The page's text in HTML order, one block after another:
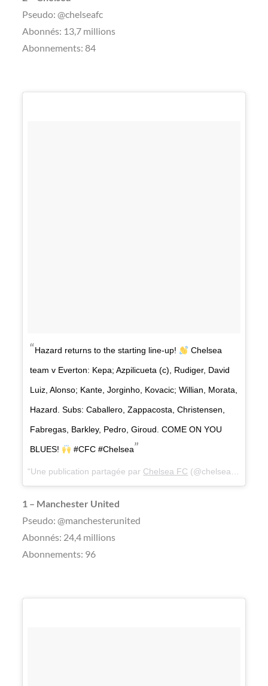
Pseudo: @chelseafc
Abonnés: 13,7 millions
Abonnements: 84
Hazard returns to the starting line-up! Chelsea
team v Everton: Kepa; Azpilicueta (c), Rudiger, David
Luiz, Alonso; Kante, Jorginho, Kovacic; Willian, Morata,
Hazard. Subs: Caballero, Zappacosta, Christensen,
Fabregas, Barkley, Pedro, Giroud. COME ON YOU
BLUES! #CFC #Chelsea
Une publication partagée par Chelsea FC (@chelseafc) le
1 – Manchester United
Pseudo: @manchesterunited
Abonnés: 24,4 millions
Abonnements: 96